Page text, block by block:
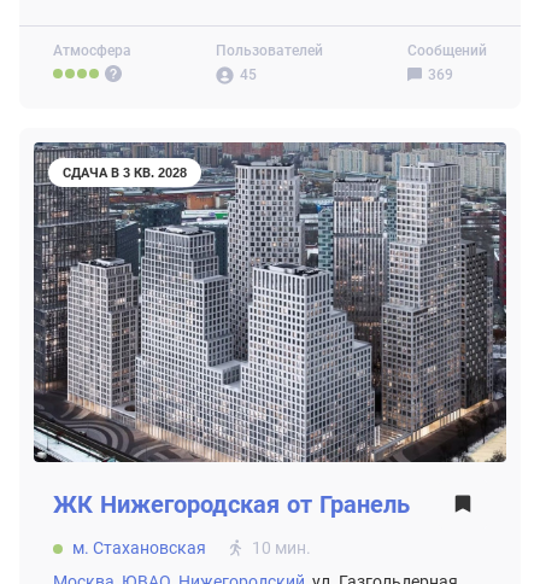
Атмосфера
Пользователей
45
Сообщений
369
СДАЧА В 3 КВ. 2028
ЖК Нижегородская от Гранель
м. Стахановская
10 мин.